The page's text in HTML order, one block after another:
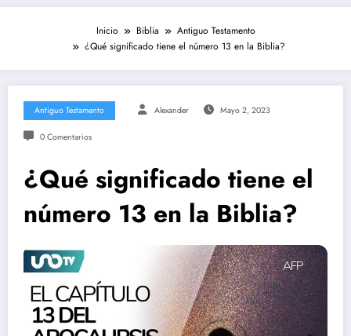
Inicio Biblia
Antiguo Testamento
¿Qué significado tiene el número 13 en la Biblia?
Antiguo Testamento Alexander Mayo 2, 2023
0 Comentarios
¿Qué significado tiene el
número 13 en la Biblia?